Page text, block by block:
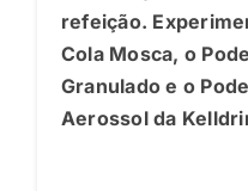
refeição.
Cola Mosca, o
Granulado e o
Aerossol da